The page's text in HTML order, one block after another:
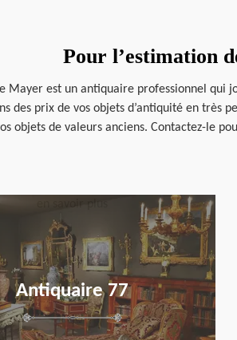
Pour l’estimation
Mayer est un antiquaire professionnel qui
des prix de vos objets d’antiquité en très
objets de valeurs anciens. Contactez-le
Antiquaire 77